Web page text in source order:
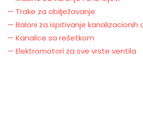
— Trake za obilježavanje
— Baloni za ispitivanje kanalizacionih
— Kanalice sa rešetkom
— Elektromotori za sve vrste ventila